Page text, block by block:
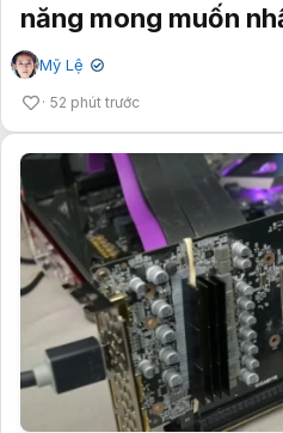
năng mong muốn
Mỹ Lệ ✔
52 phút trước